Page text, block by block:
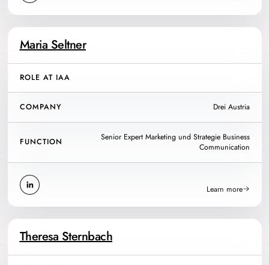
Maria Seltner
ROLE AT IAA
COMPANY Drei Austria
FUNCTION
Senior Expert Marketing und Strategie Business
Communication
Learn more
Theresa Sternbach